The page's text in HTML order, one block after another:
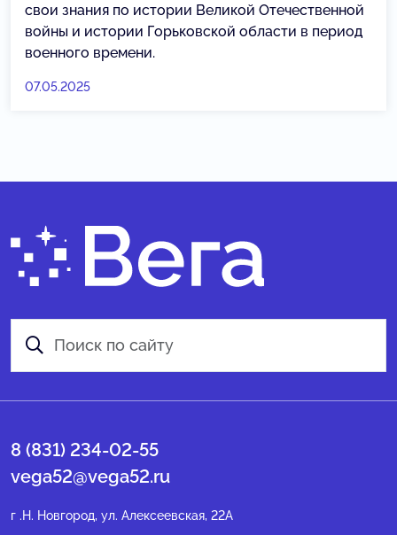
свои знания по истории Великой Отечественной
войны и истории Горьковской области в период
военного времени.
07.05.2025
8 (831) 234-02-55
vega52@vega52.ru
г .Н. Новгород, ул. Алексеевская, 22А